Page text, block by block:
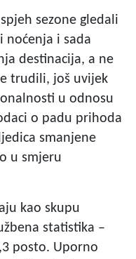
sezone gledali
noćenja i sada
destinacija, a ne
trudili, još uvijek
u odnosu
o padu prihoda
smanjene
u smjeru
kao skupu
statistika –
posto. Uporno